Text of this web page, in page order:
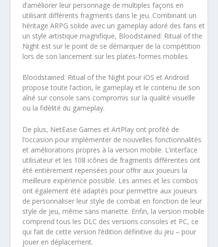
d’améliorer leur personnage de multiples façons en
utilisant différents fragments dans le jeu. Combinant un
héritage ARPG solide avec un gameplay adoré des fans et
un style artistique magnifique, Bloodstained: Ritual of the
Night est sur le point de se démarquer de la compétition
lors de son lancement sur les plates-formes mobiles.
Bloodstained: Ritual of the Night pour iOS et Android
propose toute l’action, le gameplay et le contenu de son
aîné sur console sans compromis sur la qualité visuelle
ou la fidélité du gameplay.
De plus, NetEase Games et ArtPlay ont profité de
l’occasion pour implémenter de nouvelles fonctionnalités
et améliorations propres à la version mobile. L’interface
utilisateur et les 108 icônes de fragments différentes ont
été entièrement repensées pour offrir aux joueurs la
meilleure expérience possible. Les armes et les combos
ont également été adaptés pour permettre aux joueurs
de personnaliser leur style de combat en fonction de leur
style de jeu, même sans manette. Enfin, la version mobile
comprend tous les DLC des versions consoles et PC, ce
qui fait de cette version l’édition définitive du jeu – pour
jouer en déplacement.